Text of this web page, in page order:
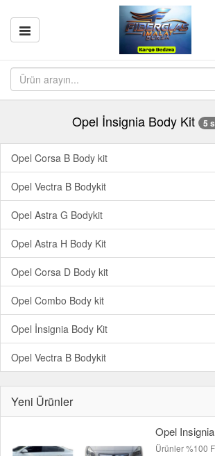
Opel İnsignia Body Kit 5
Opel Corsa B Body kit
Opel Vectra B Bodykit
Opel Astra G Bodykit
Opel Astra H Body Kit
Opel Corsa D Body kit
Opel Combo Body kit
Opel İnsignia Body Kit
Opel Vectra B Bodykit
Yeni Ürünler
Opel
Ürünler %100